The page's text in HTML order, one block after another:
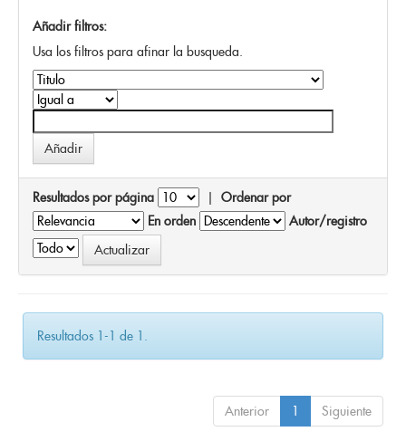
Añadir filtros:
Usa los filtros para afinar la busqueda.
Resultados por página | Ordenar por
En orden
Autor/registro
Resultados 1-1 de 1.
Anterior 1 Siguiente